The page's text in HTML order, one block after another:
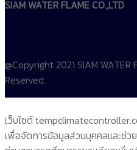
SIAM WATER FLAME CO.,LTD
@Copyright 2021 SIAM WATER
Reserved.
เว็บไซต์
เพื่อจัดการข้อมูลส่วนบุคคลและช่ว